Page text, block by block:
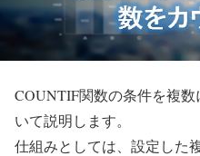
COUNTIF関数の条件を複
いて説明します。
仕組みとしては、設定した